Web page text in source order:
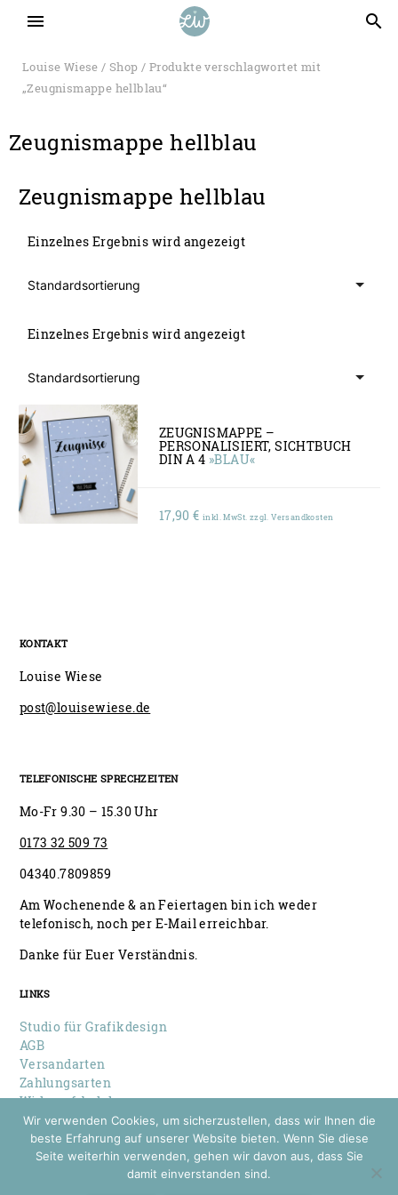
menu search
Louise Wiese / Shop / Produkte verschlagwortet mit
„Zeugnismappe hellblau“
Zeugnismappe hellblau
Zeugnismappe hellblau
Einzelnes Ergebnis wird angezeigt
Einzelnes Ergebnis wird angezeigt
ZEUGNISMAPPE –
PERSONALISIERT, SICHTBUCH
DIN A 4 »BLAU«
17,90€ inkl. MwSt. zzgl. Versandkosten
KONTAKT
Louise Wiese
post@louisewiese.de
TELEFONISCHE SPRECHZEITEN
Mo-Fr 9.30 – 15.30 Uhr
0173 32 509 73
04340.7809859
Am Wochenende & an Feiertagen bin ich weder
telefonisch, noch per E-Mail erreichbar.
Danke für Euer Verständnis.
LINKS
Studio für Grafikdesign
AGB
Versandarten
Zahlungsarten
Widerrufsbelehrung
Datenschutz
Impressum
Wir verwenden Cookies, um sicherzustellen, dass wir Ihnen die
beste Erfahrung auf unserer Website bieten. Wenn Sie diese
Seite weiterhin verwenden, gehen wir davon aus, dass Sie
damit einverstanden sind.